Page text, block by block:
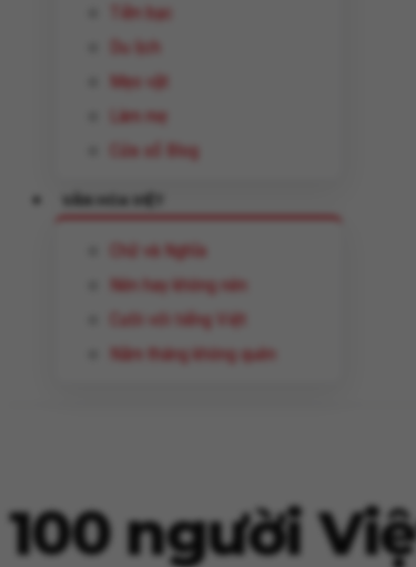
Tiền bạc
Du lịch
Mẹo vặt
Làm mẹ
Cửa sổ Blog
VĂN HÓA VIỆT
Chữ và Nghĩa
Nên hay không nên
Cười với tiếng Việt
Năm tháng không quên
100 người